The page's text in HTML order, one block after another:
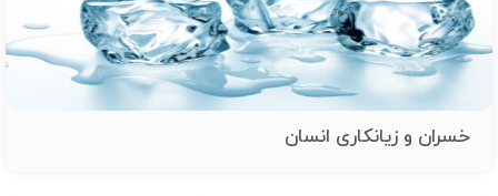
خسران و زیانکاری انسان